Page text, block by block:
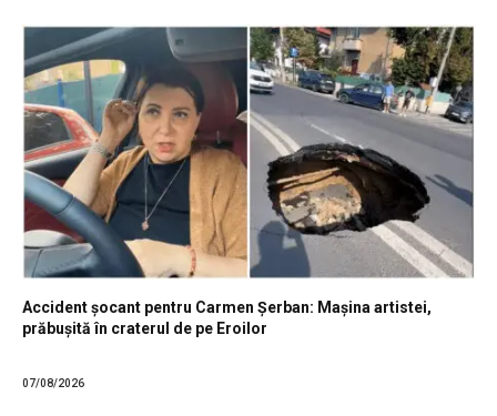
Accident șocant pentru Carmen Șerban: Mașina artistei,
prăbușită în craterul de pe Eroilor
07/08/2026